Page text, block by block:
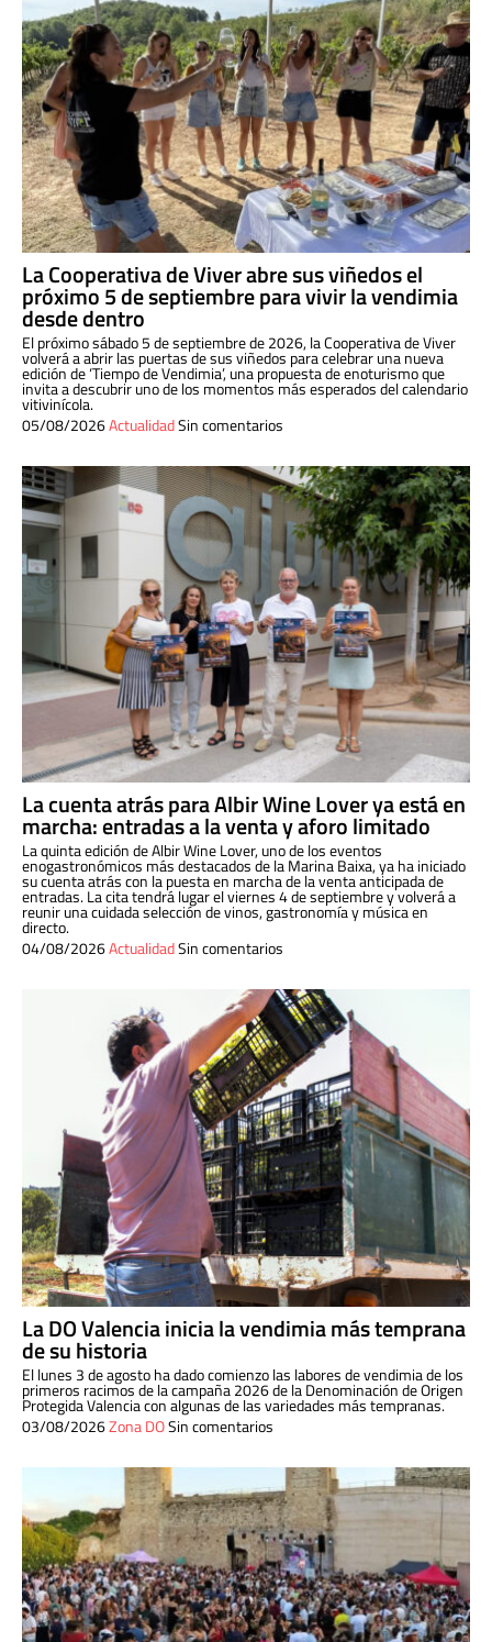
La Cooperativa de Viver abre sus viñedos el
próximo 5 de septiembre para vivir la vendimia
desde dentro
El próximo sábado 5 de septiembre de 2026, la Cooperativa de Viver
volverá a abrir las puertas de sus viñedos para celebrar una nueva
edición de ‘Tiempo de Vendimia’, una propuesta de enoturismo que
invita a descubrir uno de los momentos más esperados del calendario
vitivinícola.
05/08/2026ActualidadSin comentarios
La cuenta atrás para Albir Wine Lover ya está en
marcha: entradas a la venta y aforo limitado
La quinta edición de Albir Wine Lover, uno de los eventos
enogastronómicos más destacados de la Marina Baixa, ya ha iniciado
su cuenta atrás con la puesta en marcha de la venta anticipada de
entradas. La cita tendrá lugar el viernes 4 de septiembre y volverá a
reunir una cuidada selección de vinos, gastronomía y música en
directo.
04/08/2026ActualidadSin comentarios
La DO Valencia inicia la vendimia más temprana
de su historia
El lunes 3 de agosto ha dado comienzo las labores de vendimia de los
primeros racimos de la campaña 2026 de la Denominación de Origen
Protegida Valencia con algunas de las variedades más tempranas.
03/08/2026Zona DOSin comentarios